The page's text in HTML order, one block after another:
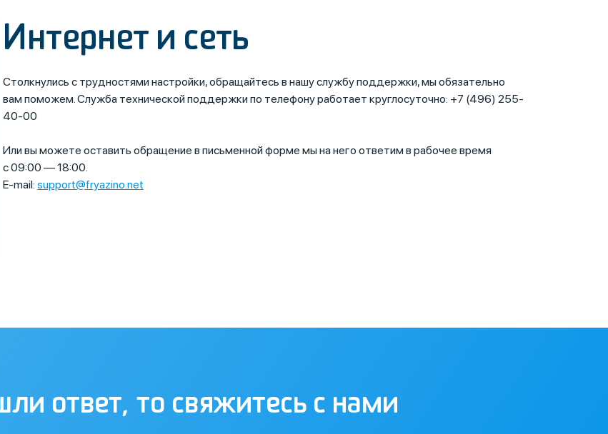
Интернет и сеть
Столкнулись с трудностями настройки, обращайтесь в нашу службу поддержки, мы обязательно
вам поможем. Служба технической поддержки по телефону работает круглосуточно: +7 (496) 255-
40-00
Или вы можете оставить обращение в письменной форме мы на него ответим в рабочее время
с 09:00 — 18:00.
E-mail: support@fryazino.net
ответ, то свяжитесь с нами